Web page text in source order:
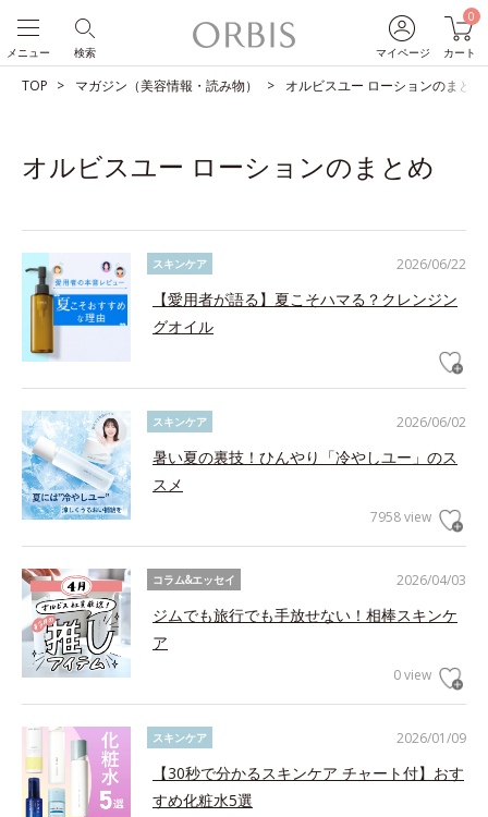
マイページ
0
カート
検索
メニュー
TOP マガジン（美容情報・読み物） オルビスユー ローションのまとめ
オルビスユー ローションのまとめ
2026/06/22
スキンケア
【愛用者が語る】夏こそハマる？クレンジン
グオイル
2026/06/02
スキンケア
暑い夏の裏技！ひんやり「冷やしユー」のス
スメ
7958 view
2026/04/03
コラム&エッセイ
ジムでも旅行でも手放せない！相棒スキンケ
ア
0 view
2026/01/09
スキンケア
【30秒で分かるスキンケア チャート付】おす
すめ化粧水5選